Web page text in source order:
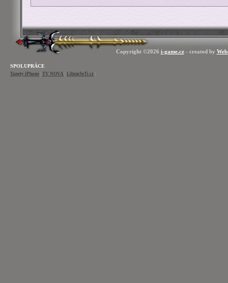
Copyright ©2026 i-game.cz- created by
SPOLUPRÁCE
Tapety iPhone TV NOVA LibimSeTi.cz